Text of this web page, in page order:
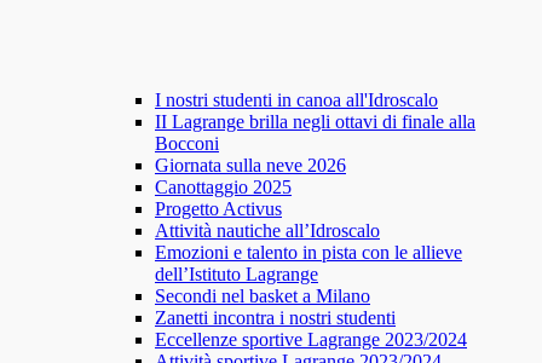
I nostri studenti in canoa all'Idroscalo
II Lagrange brilla negli ottavi di finale alla
Bocconi
Giornata sulla neve 2026
Canottaggio 2025
Progetto Activus
Attività nautiche all’Idroscalo
Emozioni e talento in pista con le allieve
dell’Istituto Lagrange
Secondi nel basket a Milano
Zanetti incontra i nostri studenti
Eccellenze sportive Lagrange 2023/2024